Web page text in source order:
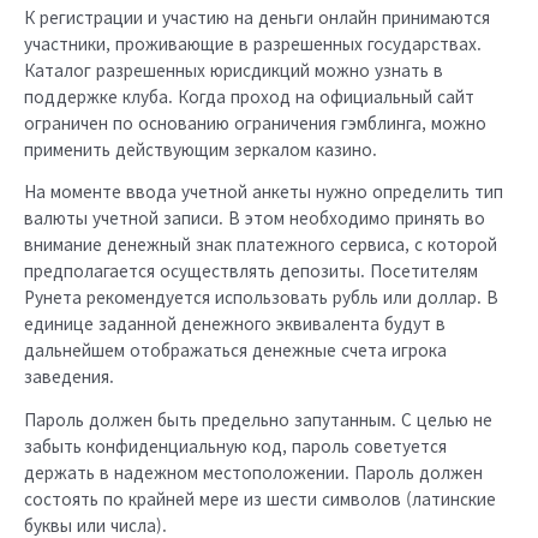
К регистрации и участию на деньги онлайн принимаются
участники, проживающие в разрешенных государствах.
Каталог разрешенных юрисдикций можно узнать в
поддержке клуба. Когда проход на официальный сайт
ограничен по основанию ограничения гэмблинга, можно
применить действующим зеркалом казино.
На моменте ввода учетной анкеты нужно определить тип
валюты учетной записи. В этом необходимо принять во
внимание денежный знак платежного сервиса, с которой
предполагается осуществлять депозиты. Посетителям
Рунета рекомендуется использовать рубль или доллар. В
единице заданной денежного эквивалента будут в
дальнейшем отображаться денежные счета игрока
заведения.
Пароль должен быть предельно запутанным. С целью не
забыть конфиденциальную код, пароль советуется
держать в надежном местоположении. Пароль должен
состоять по крайней мере из шести символов (латинские
буквы или числа).